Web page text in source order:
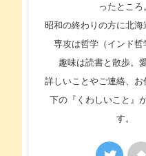
ったところ
昭和の終わりの方に北海
専攻は哲学（インド哲
趣味は読書と散歩。愛
詳しいことやご連絡、お
下の『くわしいこと』
す。